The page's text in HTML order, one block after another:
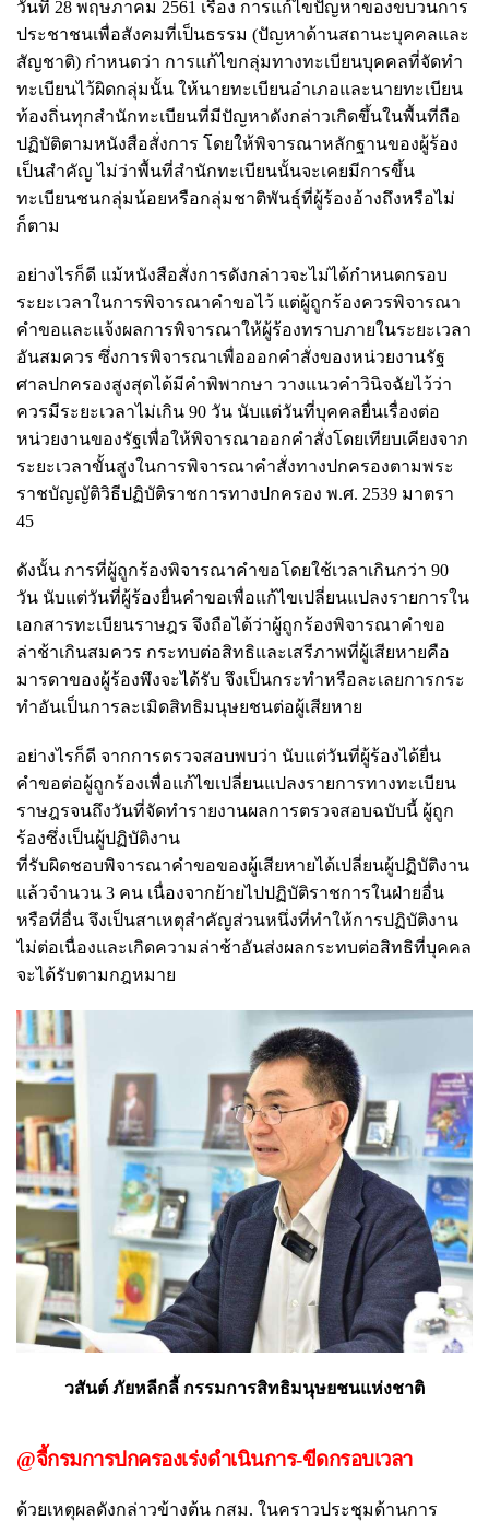
วันที่ 28 พฤษภาคม 2561 เรื่อง การแก้ไขปัญหาของขบวนการ
ประชาชนเพื่อสังคมที่เป็นธรรม (ปัญหาด้านสถานะบุคคลและ
สัญชาติ) กำหนดว่า การแก้ไขกลุ่มทางทะเบียนบุคคลที่จัดทำ
ทะเบียนไว้ผิดกลุ่มนั้น ให้นายทะเบียนอำเภอและนายทะเบียน
ท้องถิ่นทุกสำนักทะเบียนที่มีปัญหาดังกล่าวเกิดขึ้นในพื้นที่ถือ
ปฏิบัติตามหนังสือสั่งการ โดยให้พิจารณาหลักฐานของผู้ร้อง
เป็นสำคัญ ไม่ว่าพื้นที่สำนักทะเบียนนั้นจะเคยมีการขึ้น
ทะเบียนชนกลุ่มน้อยหรือกลุ่มชาติพันธุ์ที่ผู้ร้องอ้างถึงหรือไม่
ก็ตาม
อย่างไรก็ดี แม้หนังสือสั่งการดังกล่าวจะไม่ได้กำหนดกรอบ
ระยะเวลาในการพิจารณาคำขอไว้ แต่ผู้ถูกร้องควรพิจารณา
คำขอและแจ้งผลการพิจารณาให้ผู้ร้องทราบภายในระยะเวลา
อันสมควร ซึ่งการพิจารณาเพื่อออกคำสั่งของหน่วยงานรัฐ
ศาลปกครองสูงสุดได้มีคำพิพากษา วางแนวคำวินิจฉัยไว้ว่า
ควรมีระยะเวลาไม่เกิน 90 วัน นับแต่วันที่บุคคลยื่นเรื่องต่อ
หน่วยงานของรัฐเพื่อให้พิจารณาออกคำสั่งโดยเทียบเคียงจาก
ระยะเวลาขั้นสูงในการพิจารณาคำสั่งทางปกครองตามพระ
ราชบัญญัติวิธีปฏิบัติราชการทางปกครอง พ.ศ. 2539 มาตรา
45
ดังนั้น การที่ผู้ถูกร้องพิจารณาคำขอโดยใช้เวลาเกินกว่า 90
วัน นับแต่วันที่ผู้ร้องยื่นคำขอเพื่อแก้ไขเปลี่ยนแปลงรายการใน
เอกสารทะเบียนราษฎร จึงถือได้ว่าผู้ถูกร้องพิจารณาคำขอ
ล่าช้าเกินสมควร กระทบต่อสิทธิและเสรีภาพที่ผู้เสียหายคือ
มารดาของผู้ร้องพึงจะได้รับ จึงเป็นกระทำหรือละเลยการกระ
ทำอันเป็นการละเมิดสิทธิมนุษยชนต่อผู้เสียหาย
อย่างไรก็ดี จากการตรวจสอบพบว่า นับแต่วันที่ผู้ร้องได้ยื่น
คำขอต่อผู้ถูกร้องเพื่อแก้ไขเปลี่ยนแปลงรายการทางทะเบียน
ราษฎรจนถึงวันที่จัดทำรายงานผลการตรวจสอบฉบับนี้ ผู้ถูก
ร้องซึ่งเป็นผู้ปฏิบัติงาน
ที่รับผิดชอบพิจารณาคำขอของผู้เสียหายได้เปลี่ยนผู้ปฏิบัติงาน
แล้วจำนวน 3 คน เนื่องจากย้ายไปปฏิบัติราชการในฝ่ายอื่น
หรือที่อื่น จึงเป็นสาเหตุสำคัญส่วนหนึ่งที่ทำให้การปฏิบัติงาน
ไม่ต่อเนื่องและเกิดความล่าช้าอันส่งผลกระทบต่อสิทธิที่บุคคล
จะได้รับตามกฎหมาย
วสันต์ ภัยหลีกลี้ กรรมการสิทธิมนุษยชนแห่งชาติ
@จี้กรมการปกครองเร่งดำเนินการ-ขีดกรอบเวลา
ด้วยเหตุผลดังกล่าวข้างต้น กสม. ในคราวประชุมด้านการ